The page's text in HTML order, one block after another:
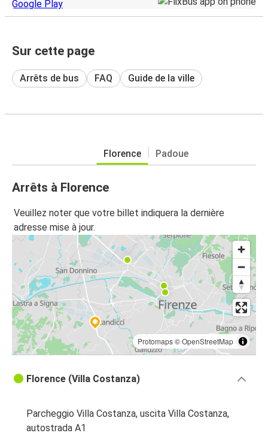
Sur cette page
Arrêts de bus FAQ Guide de la ville
Florence Padoue
Arrêts à Florence
Veuillez noter que votre billet indiquera la dernière
adresse mise à jour.
Protomaps©OpenStreetMap
Florence (Villa Costanza)
Parcheggio Villa Costanza, uscita Villa Costanza,
autostrada A1